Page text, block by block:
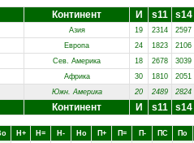
Континент И s11 s14
Азия 19 2314 2597
Европа 24 1823 2106
Сев. Америка 18 2678 3039
Африка 30 1810 2051
Южн. Америка 20 2489 2824
Континент И s11 s14
Н+ Н= Н- Нo П+ П= П- ПC Пo